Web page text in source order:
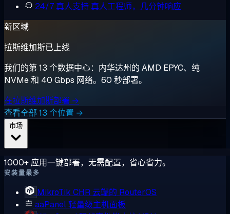
24/7 真人支持 真人工程师，几分钟响应
新区域
拉斯维加斯已上线
我们的第 13 个数据中心：内华达州的 AMD EPYC、纯
NVMe 和 40 Gbps 网络。60 秒部署。
在拉斯维加斯部署 →
查看全部 13 个位置 →
1000+ 应用一键部署，无需配置，省心省力。
安装量最多
MikroTik CHR 云端的 RouterOS
aaPanel轻量级主机面板